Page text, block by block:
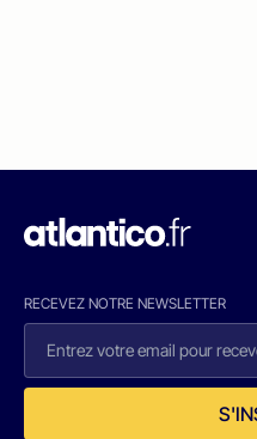
RECEVEZ NOTRE NEWSLETTER